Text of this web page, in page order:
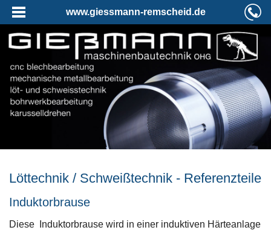
www.giessmann-remscheid.de
Löttechnik / Schweißtechnik - Referenzteile
Induktorbrause
Diese Induktorbrause wird in einer induktiven Härteanlage